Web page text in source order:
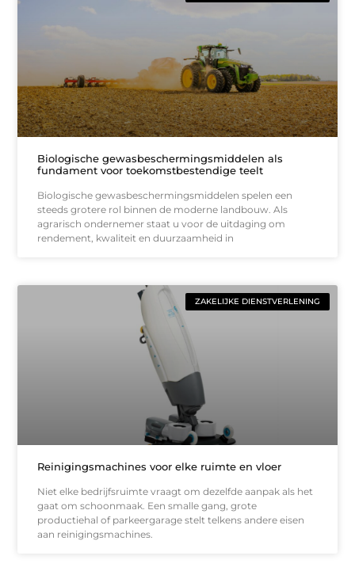
Biologische gewasbeschermingsmiddelen als
fundament voor toekomstbestendige teelt
Biologische gewasbeschermingsmiddelen spelen een
steeds grotere rol binnen de moderne landbouw. Als
agrarisch ondernemer staat u voor de uitdaging om
rendement, kwaliteit en duurzaamheid in
ZAKELIJKE DIENSTVERLENING
Reinigingsmachines voor elke ruimte en vloer
Niet elke bedrijfsruimte vraagt om dezelfde aanpak als het
gaat om schoonmaak. Een smalle gang, grote
productiehal of parkeergarage stelt telkens andere eisen
aan reinigingsmachines.